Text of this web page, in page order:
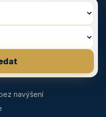
navýšení